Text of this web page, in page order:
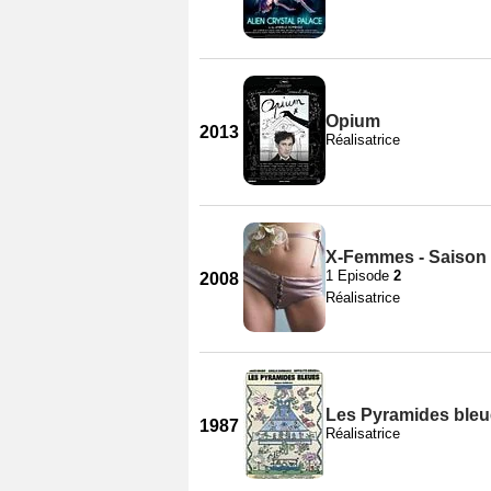
2013
Opium
Réalisatrice
2008
X-Femmes - Saison
1 Episode 2
Réalisatrice
1987
Les Pyramides
Réalisatrice